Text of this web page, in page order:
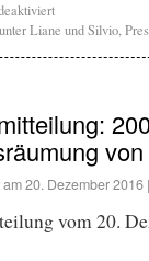
Liane und Silvio,
am20. Dezember 2016 |
vom 20.